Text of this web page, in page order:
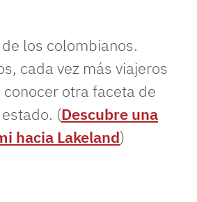
los colombianos.
cada vez más viajeros
otra faceta de
(Descubre una
hacia Lakeland)